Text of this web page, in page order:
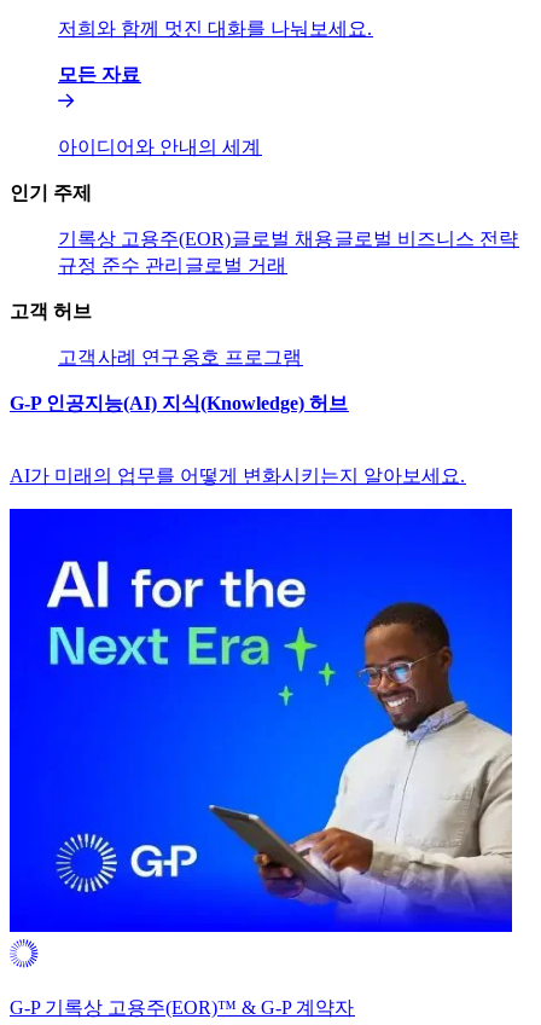
저희와 함께 멋진 대화를 나눠보세요.​​
모든 자료​​
아이디어와 안내의 세계​​
인기 주제​​
기록상 고용주(EOR)​​글로벌 채용​​글로벌 비즈니스 전략​​
규정 준수 관리​​ 글로벌 거래​​
고객 허브​​
고객​​사례 연구​​옹호 프로그램​​
G-P 인공지능(AI) 지식(Knowledge) 허브​​
AI가 미래의 업무를 어떻게 변화시키는지 알아보세요.​​
G-P 기록상 고용주(EOR)™ & G-P 계약자​​